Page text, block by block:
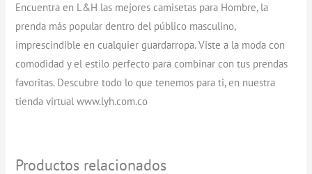
Encuentra en L&H las mejores camisetas para Hombre, la
prenda más popular dentro del público masculino,
imprescindible en cualquier guardarropa. Viste a la moda con
comodidad y el estilo perfecto para combinar con tus prendas
favoritas. Descubre todo lo que tenemos para ti, en nuestra
tienda virtual www.lyh.com.co
Productos relacionados